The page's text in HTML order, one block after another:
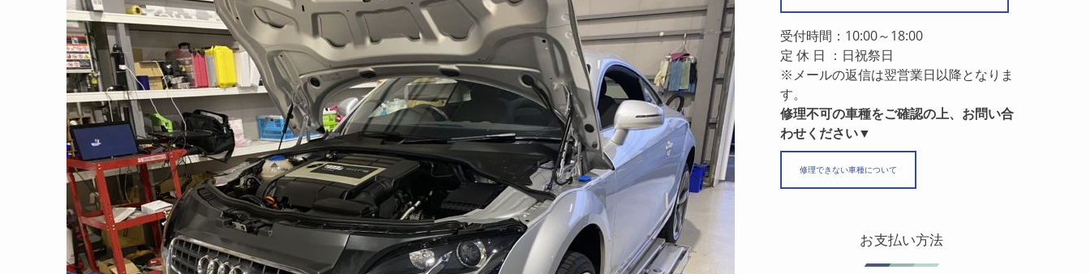
受付時間：10:00～18:00
定 休 日 ：日祝祭日
※メールの返信は翌営業日以降となりま
す。
修理不可の車種をご確認の上、お問い合
わせください▼
修理できない車種について
お支払い方法